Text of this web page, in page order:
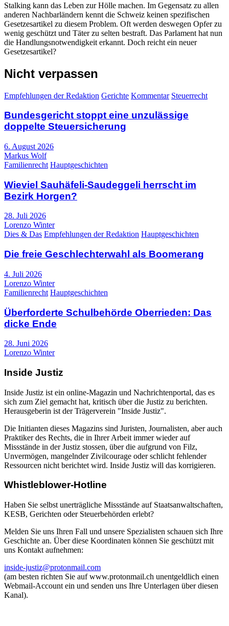
Stalking kann das Leben zur Hölle machen. Im Gegensatz zu allen
anderen Nachbarländern kennt die Schweiz keinen spezifischen
Gesetzesartikel zu diesem Problem. Oft werden deswegen Opfer zu
wenig geschützt und Täter zu selten bestraft. Das Parlament hat nun
die Handlungsnotwendigkeit erkannt. Doch reicht ein neuer
Gesetzesartikel?
Nicht verpassen
Empfehlungen der Redaktion Gerichte Kommentar Steuerrecht
Bundesgericht stoppt eine unzulässige
doppelte Steuersicherung
6. August 2026
Markus Wolf
Familienrecht Hauptgeschichten
Wieviel Sauhäfeli-Saudeggeli herrscht im
Bezirk Horgen?
28. Juli 2026
Lorenzo Winter
Dies & Das Empfehlungen der Redaktion Hauptgeschichten
Die freie Geschlechterwahl als Boomerang
4. Juli 2026
Lorenzo Winter
Familienrecht Hauptgeschichten
Überforderte Schulbehörde Oberrieden: Das
dicke Ende
28. Juni 2026
Lorenzo Winter
Inside Justiz
Inside Justiz ist ein online-Magazin und Nachrichtenportal, das es
sich zum Ziel gemacht hat, kritisch über die Justiz zu berichten.
Herausgeberin ist der Trägerverein "Inside Justiz".
Die Initianten dieses Magazins sind Juristen, Journalisten, aber auch
Praktiker des Rechts, die in Ihrer Arbeit immer wieder auf
Missstände in der Justiz stossen, über die aufgrund von Filz,
Unvermögen, mangelnder Zivilcourage oder schlicht fehlender
Ressourcen nicht berichtet wird. Inside Justiz will das korrigieren.
Whistleblower-Hotline
Haben Sie selbst unerträgliche Missstände auf Staatsanwaltschaften,
KESB, Gerichten oder Steuerbehörden erlebt?
Melden Sie uns Ihren Fall und unsere Spezialisten schauen sich Ihre
Geschichte an. Über diese Koordinaten können Sie geschützt mit
uns Kontakt aufnehmen:
inside-justiz@protonmail.com
(am besten richten Sie auf www.protonmail.ch unentgeldlich einen
Webmail-Account ein und senden uns Ihre Unterlagen über diesen
Kanal).